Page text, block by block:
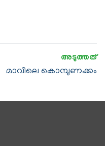
മാവിലെ കൊമ്പുണക്കം